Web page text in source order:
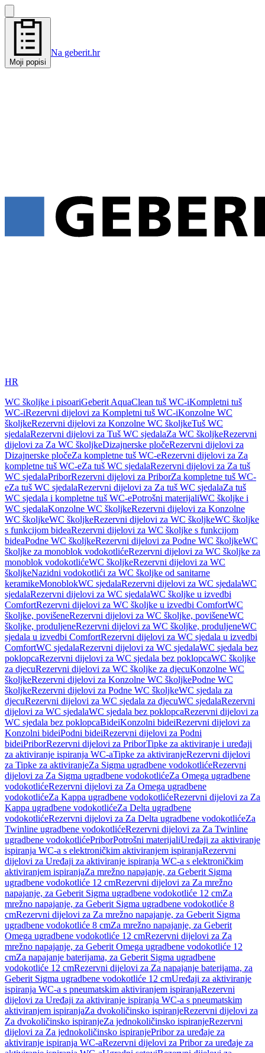
Moji popisi
Na geberit.hr
HR
WC školjke i pisoariGeberit AquaClean tuš WC-iKompletni tuš
WC-iRezervni dijelovi za Kompletni tuš WC-iKonzolne WC
školjkeRezervni dijelovi za Konzolne WC školjkeTuš WC
sjedalaRezervni dijelovi za Tuš WC sjedalaZa WC školjkeRezervni
dijelovi za Za WC školjkeDizajnerske pločeRezervni dijelovi za
Dizajnerske pločeZa kompletne tuš WC-eRezervni dijelovi za Za
kompletne tuš WC-eZa tuš WC sjedalaRezervni dijelovi za Za tuš
WC sjedalaPriborRezervni dijelovi za PriborZa kompletne tuš WC-
eZa tuš WC sjedalaRezervni dijelovi za Za tuš WC sjedalaZa tuš
WC sjedala i kompletne tuš WC-ePotrošni materijaliWC školjke i
WC sjedalaKonzolne WC školjkeRezervni dijelovi za Konzolne
WC školjkeWC školjkeRezervni dijelovi za WC školjkeWC školjke
s funkcijom bideaRezervni dijelovi za WC školjke s funkcijom
bideaPodne WC školjkeRezervni dijelovi za Podne WC školjkeWC
školjke za monoblok vodokotlićeRezervni dijelovi za WC školjke za
monoblok vodokotlićeWC školjkeRezervni dijelovi za WC
školjkeNazidni vodokotlići za WC školjke od sanitarne
keramikeMonoblokWC sjedalaRezervni dijelovi za WC sjedalaWC
sjedalaRezervni dijelovi za WC sjedalaWC školjke u izvedbi
ComfortRezervni dijelovi za WC školjke u izvedbi ComfortWC
školjke, povišeneRezervni dijelovi za WC školjke, povišeneWC
školjke, produljeneRezervni dijelovi za WC školjke, produljeneWC
sjedala u izvedbi ComfortRezervni dijelovi za WC sjedala u izvedbi
ComfortWC sjedalaRezervni dijelovi za WC sjedalaWC sjedala bez
poklopcaRezervni dijelovi za WC sjedala bez poklopcaWC školjke
za djecuRezervni dijelovi za WC školjke za djecuKonzolne WC
školjkeRezervni dijelovi za Konzolne WC školjkePodne WC
školjkeRezervni dijelovi za Podne WC školjkeWC sjedala za
djecuRezervni dijelovi za WC sjedala za djecuWC sjedalaRezervni
dijelovi za WC sjedalaWC sjedala bez poklopcaRezervni dijelovi za
WC sjedala bez poklopcaBideiKonzolni bideiRezervni dijelovi za
Konzolni bideiPodni bideiRezervni dijelovi za Podni
bideiPriborRezervni dijelovi za PriborTipke za aktiviranje i uređaji
za aktiviranje ispiranja WC-aTipke za aktiviranjeRezervni dijelovi
za Tipke za aktiviranjeZa Sigma ugradbene vodokotlićeRezervni
dijelovi za Za Sigma ugradbene vodokotlićeZa Omega ugradbene
vodokotlićeRezervni dijelovi za Za Omega ugradbene
vodokotlićeZa Kappa ugradbene vodokotlićeRezervni dijelovi za Za
Kappa ugradbene vodokotlićeZa Delta ugradbene
vodokotlićeRezervni dijelovi za Za Delta ugradbene vodokotlićeZa
Twinline ugradbene vodokotlićeRezervni dijelovi za Za Twinline
ugradbene vodokotlićePriborPotrošni materijaliUređaji za aktiviranje
ispiranja WC-a s elektroničkim aktiviranjem ispiranjaRezervni
dijelovi za Uređaji za aktiviranje ispiranja WC-a s elektroničkim
aktiviranjem ispiranjaZa mrežno napajanje, za Geberit Sigma
ugradbene vodokotliće 12 cmRezervni dijelovi za Za mrežno
napajanje, za Geberit Sigma ugradbene vodokotliće 12 cmZa
mrežno napajanje, za Geberit Sigma ugradbene vodokotliće 8
cmRezervni dijelovi za Za mrežno napajanje, za Geberit Sigma
ugradbene vodokotliće 8 cmZa mrežno napajanje, za Geberit
Omega ugradbene vodokotliće 12 cmRezervni dijelovi za Za
mrežno napajanje, za Geberit Omega ugradbene vodokotliće 12
cmZa napajanje baterijama, za Geberit Sigma ugradbene
vodokotliće 12 cmRezervni dijelovi za Za napajanje baterijama, za
Geberit Sigma ugradbene vodokotliće 12 cmUređaji za aktiviranje
ispiranja WC-a s pneumatskim aktiviranjem ispiranjaRezervni
dijelovi za Uređaji za aktiviranje ispiranja WC-a s pneumatskim
aktiviranjem ispiranjaZa dvokoličinsko ispiranjeRezervni dijelovi za
Za dvokoličinsko ispiranjeZa jednokoličinsko ispiranjeRezervni
dijelovi za Za jednokoličinsko ispiranjePribor za uređaje za
aktiviranje ispiranja WC-aRezervni dijelovi za Pribor za uređaje za